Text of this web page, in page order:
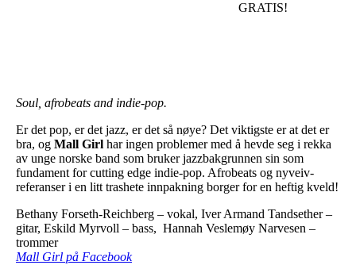
GRATIS!
Soul, afrobeats and indie-pop.
Er det pop, er det jazz, er det så nøye? Det viktigste er at det er
bra, og Mall Girl har ingen problemer med å hevde seg i rekka
av unge norske band som bruker jazzbakgrunnen sin som
fundament for cutting edge indie-pop. Afrobeats og nyveiv-
referanser i en litt trashete innpakning borger for en heftig kveld!
Bethany Forseth-Reichberg – vokal, Iver Armand Tandsether –
gitar, Eskild Myrvoll – bass, Hannah Veslemøy Narvesen –
trommer
Mall Girl på Facebook